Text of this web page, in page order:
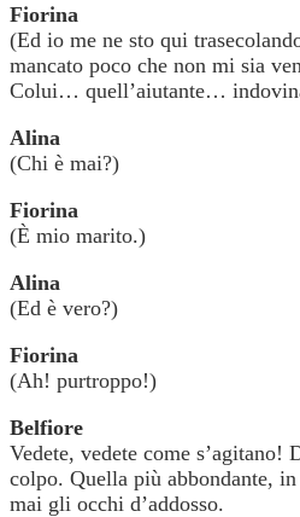
Fiorina
(Ed io me ne sto qui
mancato poco che non mi sia
Colui… quell’aiutante…
Alina
(Chi è mai?)
Fiorina
(È mio marito.)
Alina
(Ed è vero?)
Fiorina
(Ah! purtroppo!)
Belfiore
Vedete, vedete come s’agitano!
colpo. Quella più abbondante,
mai gli occhi d’addosso.